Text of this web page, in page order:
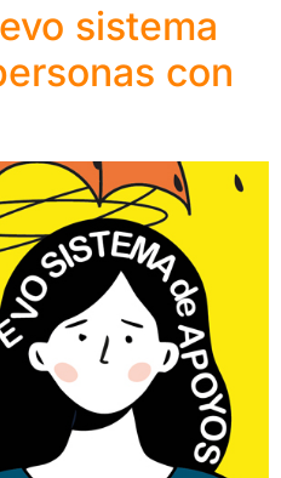
sistema
con